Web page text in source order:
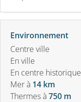
Environnement
Centre ville
En ville
En centre historique
Merà 14 km
Thermesà750 m